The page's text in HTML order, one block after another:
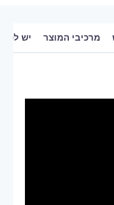
מרכיבי המוצר יש